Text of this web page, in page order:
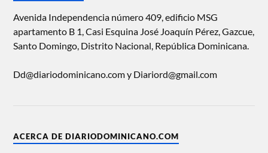
Avenida Independencia número 409, edificio MSG
apartamento B 1, Casi Esquina José Joaquín Pérez, Gazcue,
Santo Domingo, Distrito Nacional, República Dominicana.
Dd@diariodominicano.com y Diariord@gmail.com
ACERCA DE DIARIODOMINICANO.COM